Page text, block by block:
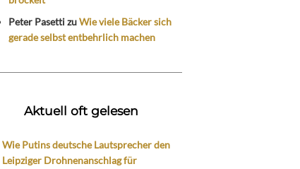
Peter PasettizuWie viele Bäcker sich
gerade selbst entbehrlich machen
Aktuell oft gelesen
Wie Putins deutsche Lautsprecher den
Leipziger Drohnenanschlag für